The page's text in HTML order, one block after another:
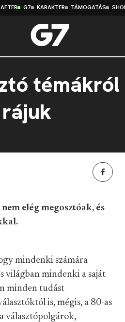
AFTER G7 KARAKTER TÁMOGATÁS
elég megosztóak, és
mindenki számára
világban mindenki a saját
minden tudást
is, mégis, a 80-as
választópolgárok,